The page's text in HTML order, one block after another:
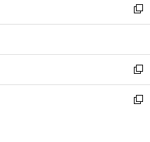
く
で
開
ド
ウ
開
く
ィ
ン
ウ
で
開
く
い
ウ
ン
ド
ウ
で
新
し
ウ
ィ
ン
ド
新
し
い
新